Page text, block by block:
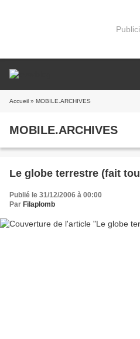
Accueil » MOBILE.ARCHIVES
MOBILE.ARCHIVES
Le globe terrestre (fait
Publié le 31/12/2006 à 00:00
Par Filaplomb